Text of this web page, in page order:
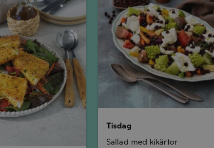
Tisdag
Sallad med kikärtor